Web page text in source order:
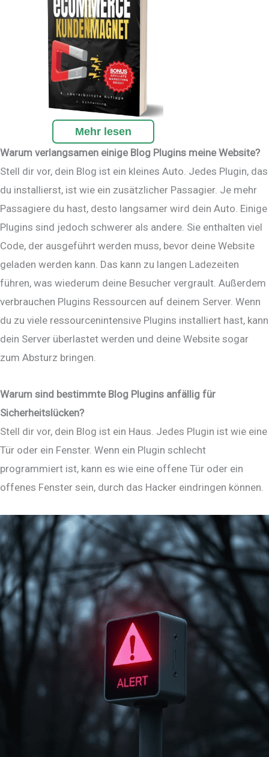
Mehr lesen
Warum verlangsamen einige Blog Plugins meine Website?
Stell dir vor, dein Blog ist ein kleines Auto. Jedes Plugin, das
du installierst, ist wie ein zusätzlicher Passagier. Je mehr
Passagiere du hast, desto langsamer wird dein Auto. Einige
Plugins sind jedoch schwerer als andere. Sie enthalten viel
Code, der ausgeführt werden muss, bevor deine Website
geladen werden kann. Das kann zu langen Ladezeiten
führen, was wiederum deine Besucher vergrault. Außerdem
verbrauchen Plugins Ressourcen auf deinem Server. Wenn
du zu viele ressourcenintensive Plugins installiert hast, kann
dein Server überlastet werden und deine Website sogar
zum Absturz bringen.
Warum sind bestimmte Blog Plugins anfällig für
Sicherheitslücken?
Stell dir vor, dein Blog ist ein Haus. Jedes Plugin ist wie eine
Tür oder ein Fenster. Wenn ein Plugin schlecht
programmiert ist, kann es wie eine offene Tür oder ein
offenes Fenster sein, durch das Hacker eindringen können.